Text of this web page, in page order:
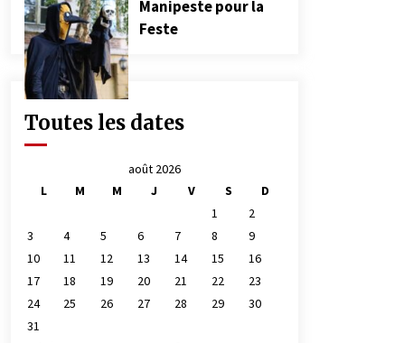
Manipeste pour la
Feste
Toutes les dates
août 2026
L
M M J V S
D
1
2
3
4 5 6 7 8
9
10
11 12 13 14 15
16
17
18 19 20 21 22
23
24
25 26 27 28 29
30
31